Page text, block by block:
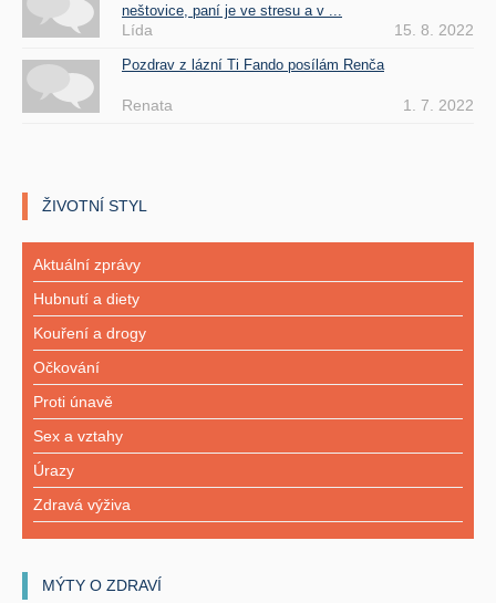
neštovice, paní je ve stresu a v ...
Lída 15. 8. 2022
Pozdrav z lázní Ti Fando posílám Renča
Renata 1. 7. 2022
ŽIVOTNÍ STYL
Aktuální zprávy
Hubnutí a diety
Kouření a drogy
Očkování
Proti únavě
Sex a vztahy
Úrazy
Zdravá výživa
MÝTY O ZDRAVÍ